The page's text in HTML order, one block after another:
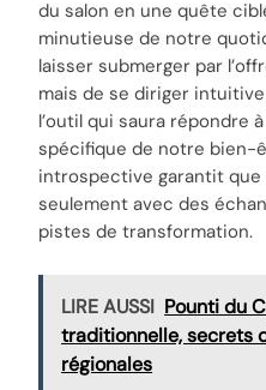
du salon en une quête
minutieuse de notre
laisser submerger par
mais de se diriger
l’outil qui saura répondre
spécifique de notre bien-
introspective garantit que
seulement avec des
pistes de transformation.
LIRE AUSSI Pounti du
traditionnelle, secrets
régionales